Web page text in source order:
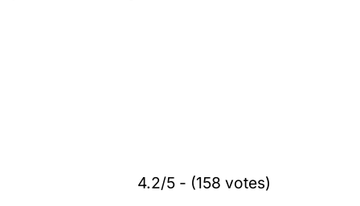
4.2/5 - (158 votes)